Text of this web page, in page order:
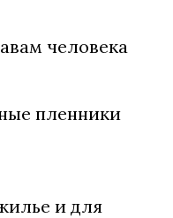
человека
пленники
и для